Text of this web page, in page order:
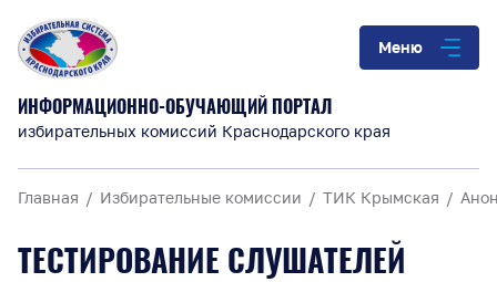
Меню
ИНФОРМАЦИОННО-ОБУЧАЮЩИЙ ПОРТАЛ
избирательных комиссий Краснодарского края
Главная Избирательные комиссии ТИК Крымская
ТЕСТИРОВАНИЕ СЛУШАТЕЛЕЙ